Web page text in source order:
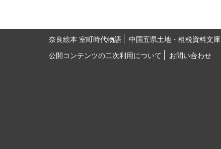
奈良絵本 室町時代物語 中国五県土地・租税資料文庫
公開コンテンツの二次利用について
お問い合わせ